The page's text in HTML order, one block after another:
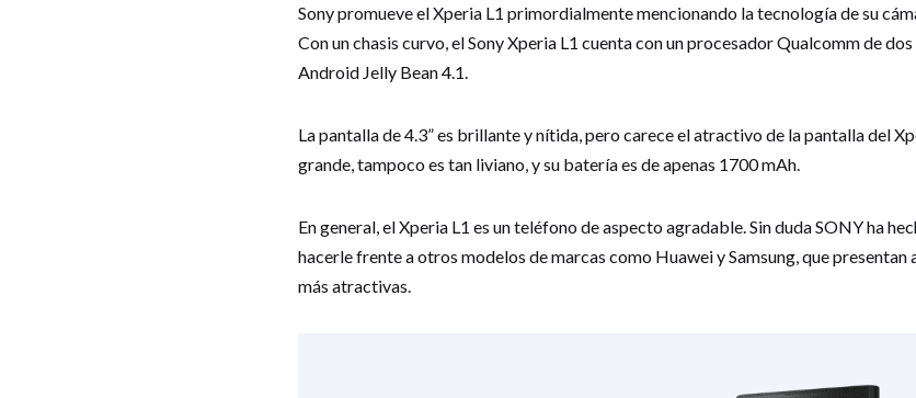
Sony promueve el Xperia L1 primordialmente mencionando la tecnología de su
Con un chasis curvo, el Sony Xperia L1 cuenta con un procesador Qualcomm de
Android Jelly Bean 4.1.
La pantalla de 4.3” es brillante y nítida, pero carece el atractivo de la pantalla del
grande, tampoco es tan liviano, y su batería es de apenas 1700 mAh.
En general, el Xperia L1 es un teléfono de aspecto agradable. Sin duda SONY ha
hacerle frente a otros modelos de marcas como Huawei y Samsung, que
más atractivas.